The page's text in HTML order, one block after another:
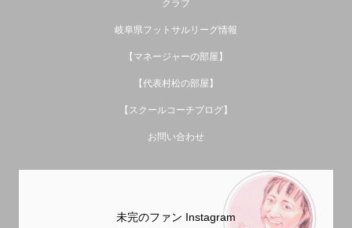
クラブ
岐阜県フットサルリーグ情報
【マネージャーの部屋】
【代表村松の部屋】
【スクールコーチブログ】
お問い合わせ
未完のファン Instagram